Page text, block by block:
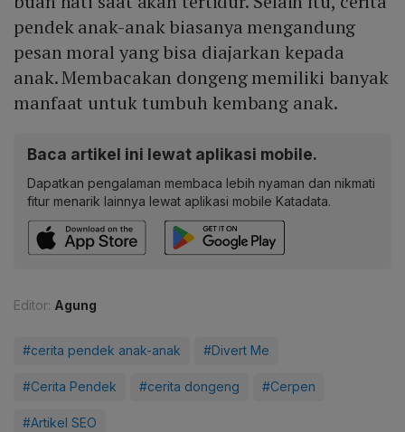
pendek anak-anak biasanya mengandung
pesan moral yang bisa diajarkan kepada
anak. Membacakan dongeng memiliki banyak
manfaat untuk tumbuh kembang anak.
Baca artikel ini lewat aplikasi mobile.
Dapatkan pengalaman membaca lebih nyaman dan nikmati
fitur menarik lainnya lewat aplikasi mobile Katadata.
Editor: Agung
#cerita pendek anak-anak #Divert Me
#Cerita Pendek #cerita dongeng #Cerpen
#Artikel SEO